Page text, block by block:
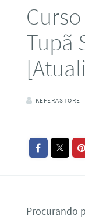
Tupã
KEFERASTORE
Procurando